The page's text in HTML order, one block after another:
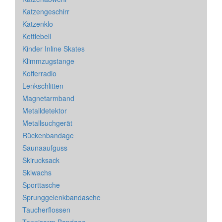
Katzengeschirr
Katzenklo
Kettlebell
Kinder Inline Skates
Klimmzugstange
Kofferradio
Lenkschlitten
Magnetarmband
Metalldetektor
Metallsuchgerät
Rückenbandage
Saunaaufguss
Skirucksack
Skiwachs
Sporttasche
Sprunggelenkbandasche
Taucherflossen